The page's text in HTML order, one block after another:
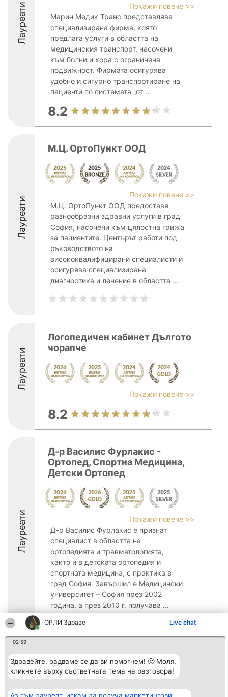
ОРЛИ Здраве Live chat
02:59
Здравейте, радваме се да ви помогнем! 🙂 Моля,
кликнете върху съответната тема на разговора!
Лауреати
Покажи повече >>
Марин Медик Транс представлява
специализирана фирма, която
предлага услуги в областта на
медицинския транспорт, насочени
към болни и хора с ограничена
подвижност. Фирмата осигурява
удобно и сигурно транспортиране на
пациенти по системата „от ...
8.2
Лауреати
М.Ц. ОртоПункт ООД
Покажи повече >>
М.Ц. ОртоПункт ООД предоставя
разнообразни здравни услуги в град
София, насочени към цялостна грижа
за пациентите. Центърът работи под
ръководството на
висококвалифицирани специалисти и
осигурява специализирана
диагностика и лечение в областта ...
Лауреати
Логопедичен кабинет Дългото
чорапче
Покажи повече >>
8.2
Лауреати
Д-р Василис Фурлакис -
Ортопед, Спортна Медицина,
Детски Ортопед
Покажи повече >>
Д-р Василис Фурлакис е признат
специалист в областта на
ортопедията и травматологията,
както и в детската ортопедия и
спортната медицина, с практика в
град София. Завършил е Медицински
университет – София през 2002
година, а през 2010 г. получава ...
9.2
Организатор на
класиране
Beautiful Company S.R.L.
Sus Nr. 2, Bl. A30, Sc. A, Et.
Класация
Списък на
победители
Контакти